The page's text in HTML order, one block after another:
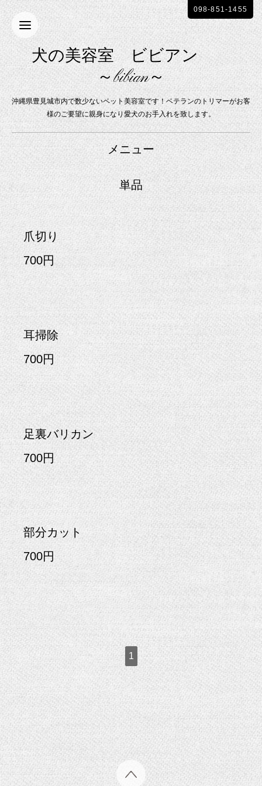
犬の美容室 ビビアン
～bibian～
沖縄県豊見城市内で数少ないペット美容室です！ベテランのトリマーがお客
様のご要望に親身になり愛犬のお手入れを致します。
098-851-1455
メニュー
単品
爪切り
700円
耳掃除
700円
足裏バリカン
700円
部分カット
700円
1